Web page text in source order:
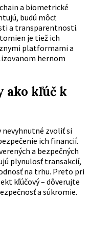
a biometrické
budú môcť
a transparentnosti.
je tiež ich
platformami a
hernom
ako kľúč k
nevyhnutné zvoliť si
ich financií.
a bezpečných
plynulosť transakcií,
na trhu. Preto pri
kľúčový – dôverujte
a súkromie.